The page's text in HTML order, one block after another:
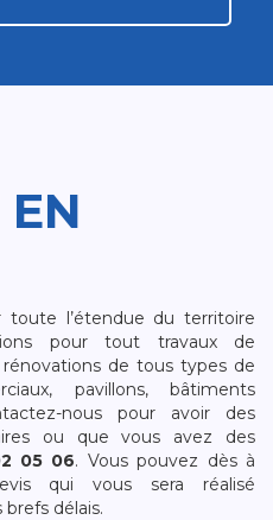
toute l’étendue du territoire
pour tout travaux de
de tous types de
pavillons, bâtiments
nous pour avoir des
ou que vous avez des
05 06. Vous pouvez dès à
qui vous sera réalisé
délais.